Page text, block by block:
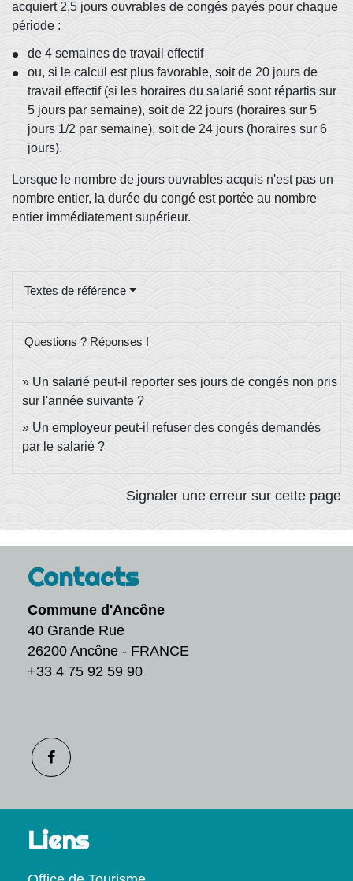
acquiert 2,5 jours ouvrables de congés payés pour chaque
période :
de 4 semaines de travail effectif
ou, si le calcul est plus favorable, soit de 20 jours de
travail effectif (si les horaires du salarié sont répartis sur
5 jours par semaine), soit de 22 jours (horaires sur 5
jours 1/2 par semaine), soit de 24 jours (horaires sur 6
jours).
Lorsque le nombre de jours ouvrables acquis n'est pas un
nombre entier, la durée du congé est portée au nombre
entier immédiatement supérieur.
Textes de référence
Questions ? Réponses !
Un salarié peut-il reporter ses jours de congés non pris
sur l'année suivante ?
Un employeur peut-il refuser des congés demandés
par le salarié ?
Signaler une erreur sur cette page
Contacts
Commune d'Ancône
40 Grande Rue
26200 Ancône - FRANCE
+33 4 75 92 59 90
Liens